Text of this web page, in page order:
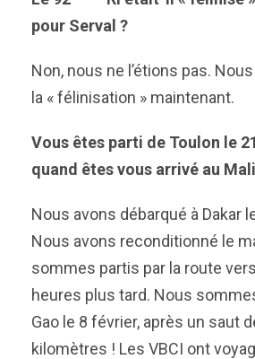
pour Serval ?
Non, nous ne l’étions pas.
la « félinisation » maintenant.
Vous êtes parti de Toulon le
quand êtes vous arrivé au
Nous avons débarqué à Dakar
Nous avons reconditionné le
sommes partis par la route
heures plus tard. Nous
Gao le 8 février, après un saut
kilomètres ! Les VBCI ont